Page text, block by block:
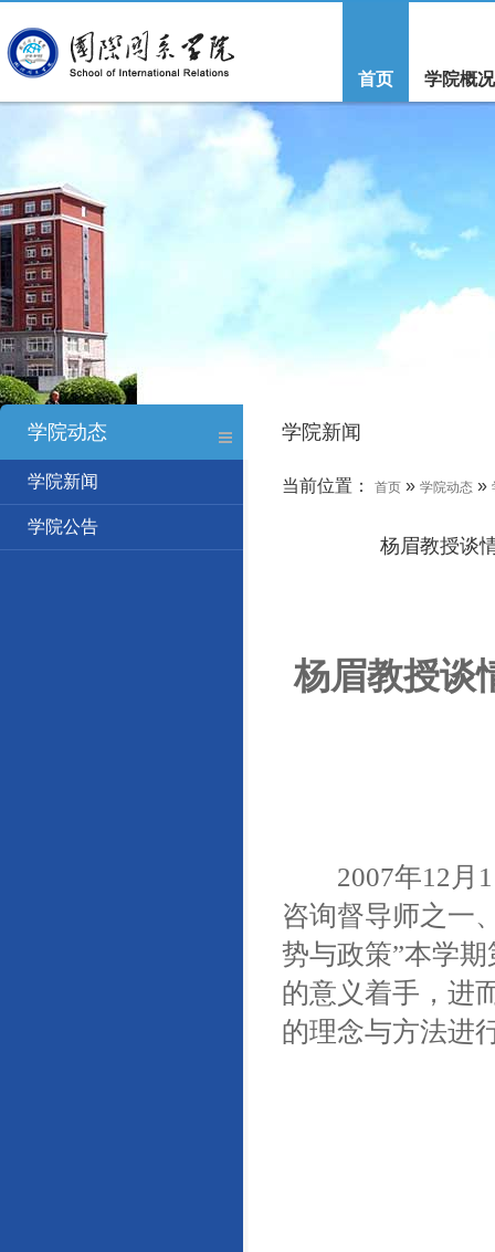
首页 学院概况
学院动态 学院新闻
学院新闻
学院公告
当前位置： 首页 » 学院动态 »
杨眉教授谈
杨眉教授
2007年12月11
咨询督导师之一
势与政策”本学
的意义着手，进
的理念与方法进